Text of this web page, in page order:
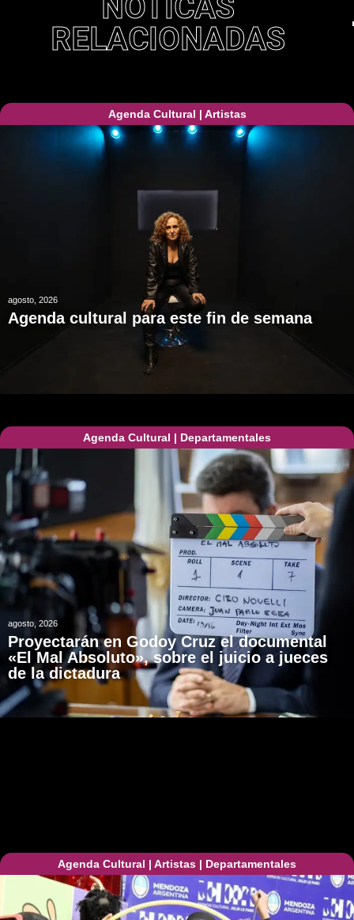
RELACIONADAS
Agenda Cultural | Artistas
agosto, 2026
Agenda cultural para este fin de semana
Agenda Cultural | Departamentales
agosto, 2026
Proyectarán en Godoy Cruz el documental
«El Mal Absoluto», sobre el juicio a jueces
de la dictadura
Agenda Cultural | Artistas | Departamentales